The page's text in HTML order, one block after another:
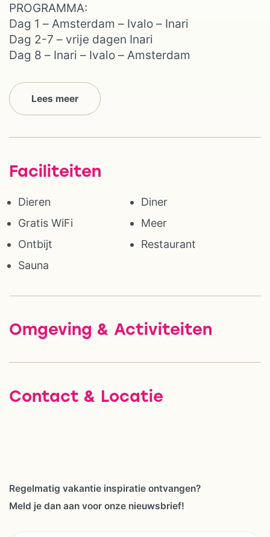
PROGRAMMA:
Dag 1 – Amsterdam – Ivalo – Inari
Dag 2-7 – vrije dagen Inari
Dag 8 – Inari – Ivalo – Amsterdam
Lees meer
Faciliteiten
Dieren
Diner
Gratis WiFi
Meer
Ontbijt
Restaurant
Sauna
Omgeving & Activiteiten
Contact & Locatie
Regelmatig vakantie inspiratie ontvangen?
Meld je dan aan voor onze nieuwsbrief!